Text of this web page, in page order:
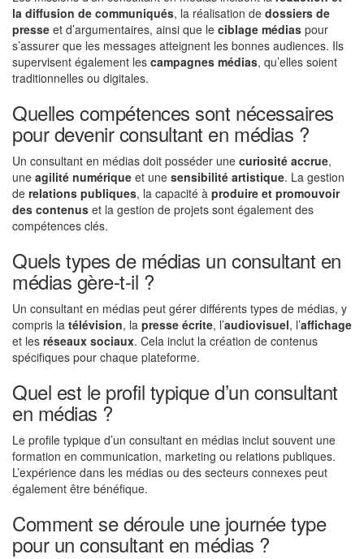
la diffusion de communiqués, la réalisation de dossiers de
presse et d’argumentaires, ainsi que le ciblage médias pour
s’assurer que les messages atteignent les bonnes audiences. Ils
supervisent également les campagnes médias, qu’elles soient
traditionnelles ou digitales.
Quelles compétences sont nécessaires
pour devenir consultant en médias ?
Un consultant en médias doit posséder une curiosité accrue,
une agilité numérique et une sensibilité artistique. La gestion
de relations publiques, la capacité à produire et promouvoir
des contenus et la gestion de projets sont également des
compétences clés.
Quels types de médias un consultant en
médias gère-t-il ?
Un consultant en médias peut gérer différents types de médias, y
compris la télévision, la presse écrite, l’audiovisuel, l’affichage
et les réseaux sociaux. Cela inclut la création de contenus
spécifiques pour chaque plateforme.
Quel est le profil typique d’un consultant
en médias ?
Le profile typique d’un consultant en médias inclut souvent une
formation en communication, marketing ou relations publiques.
L’expérience dans les médias ou des secteurs connexes peut
également être bénéfique.
Comment se déroule une journée type
pour un consultant en médias ?